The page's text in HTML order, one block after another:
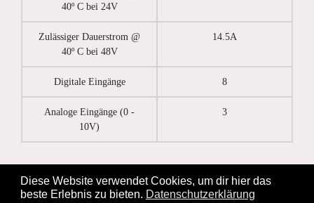
Diese Website verwendet Cookies, um dir hier das
beste Erlebnis zu bieten. Datenschutzerklärung
40º C bei 24V
Zulässiger Dauerstrom @
40º C bei 48V
14.5A
Digitale Eingänge 8
Analoge Eingänge (0 -
10V)
3